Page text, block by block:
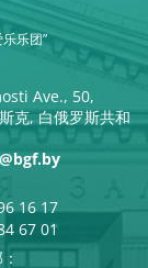
乐团”
Ave., 50,
克, 白俄罗斯共和
16 17
67 01